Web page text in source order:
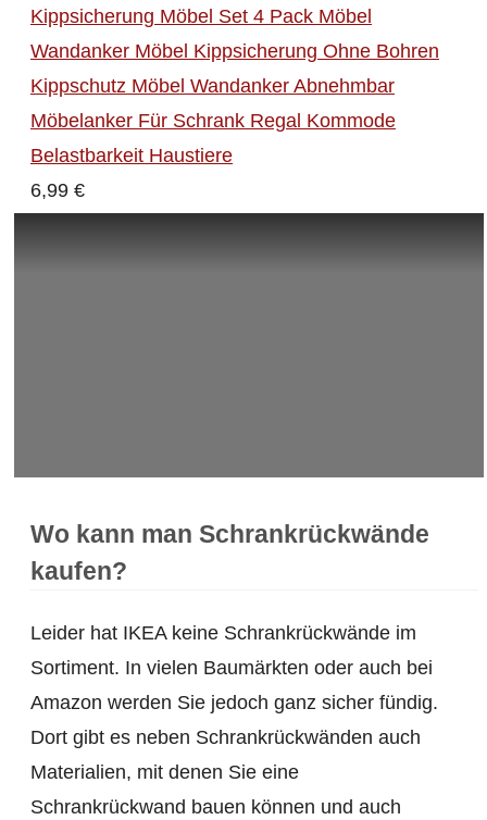
Kippsicherung Möbel Set 4 Pack Möbel
Wandanker Möbel Kippsicherung Ohne Bohren
Kippschutz Möbel Wandanker Abnehmbar
Möbelanker Für Schrank Regal Kommode
Belastbarkeit Haustiere
6,99 €
Wo kann man Schrankrückwände
kaufen?
Leider hat IKEA keine Schrankrückwände im
Sortiment. In vielen Baumärkten oder auch bei
Amazon werden Sie jedoch ganz sicher fündig.
Dort gibt es neben Schrankrückwänden auch
Materialien, mit denen Sie eine
Schrankrückwand bauen können und auch